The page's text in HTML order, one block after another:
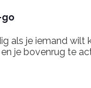
go
als je iemand
je bovenrug te